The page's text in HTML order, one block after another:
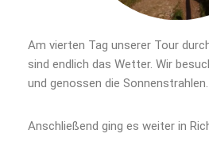
Am vierten Tag unserer Tour
sind endlich das Wetter. Wir
und genossen die Sonnenstrahlen.
Anschließend ging es weiter in